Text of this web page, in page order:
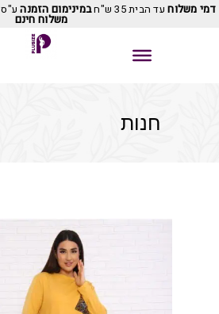
דמי משלוחעד הבית 35 ש"ח במינימום הזמנהע"ס 100 ש"ח. הזמנה מעל
משלוח חינם
חנות